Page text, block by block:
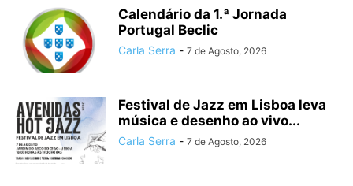
Calendário da 1.ª Jornada
Portugal Beclic
Carla Serra - 7 de Agosto, 2026
Festival de Jazz em Lisboa leva
música e desenho ao vivo...
Carla Serra - 7 de Agosto, 2026